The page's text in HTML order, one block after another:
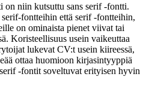
on niin kutsuttu sans serif -fontti.
fontteihin että serif -fontteihin,
on ominaista pienet viivat tai
Koristeellisuus usein vaikeuttaa
lukevat CV:t usein kiireessä,
ottaa huomioon kirjasintyyppiä
-fontit soveltuvat erityisen hyvin